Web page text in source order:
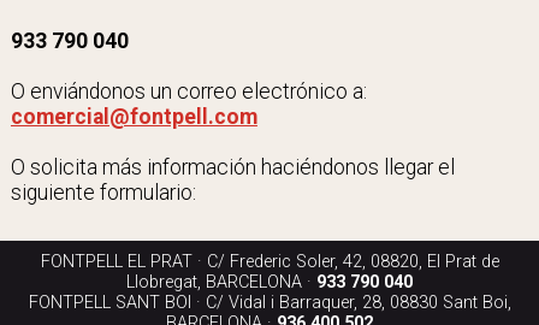
933 790 040
O enviándonos un correo electrónico a:
comercial@fontpell.com
O solicita más información haciéndonos llegar el
siguiente formulario:
FONTPELL EL PRAT · C/ Frederic Soler, 42, 08820, El Prat de
Llobregat, BARCELONA · 933 790 040
FONTPELL SANT BOI · C/ Vidal i Barraquer, 28, 08830 Sant Boi,